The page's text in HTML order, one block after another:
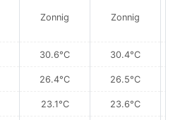
Zonnig
30.6°C
26.4°C
23.1°C
Zonnig
30.4°C
26.5°C
23.6°C